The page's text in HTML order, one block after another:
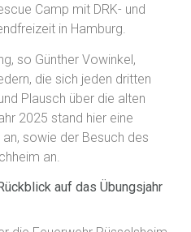
Camp mit DRK- und
in Hamburg.
so Günther Vowinkel,
die sich jeden dritten
Plausch über die alten
2025 stand hier eine
sowie der Besuch des
an.
auf das Übungsjahr